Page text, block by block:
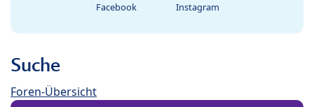
Facebook Instagram
Suche
Foren-Übersicht